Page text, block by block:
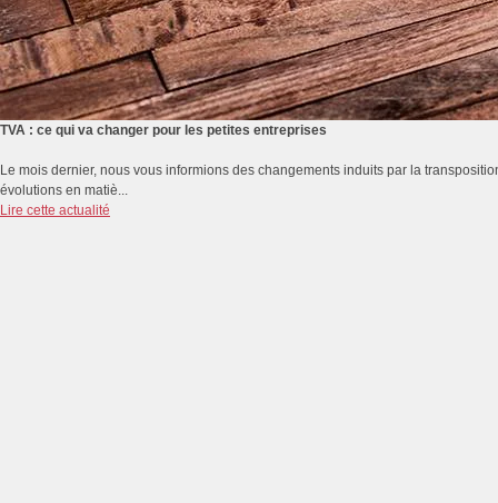
TVA : ce qui va changer pour les petites entreprises
Le mois dernier, nous vous informions des changements induits par la
évolutions en matiè...
Lire cette actualité